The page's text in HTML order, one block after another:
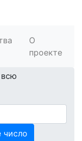
О
проекте
число